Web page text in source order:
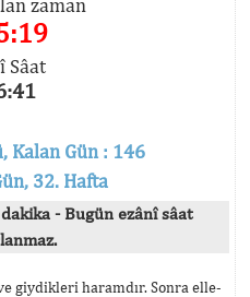
zaman
Sâat
Kalan Gün : 146
32. Hafta
- Bugün ezânî sâat
giydikleri haramdır. Sonra elle-